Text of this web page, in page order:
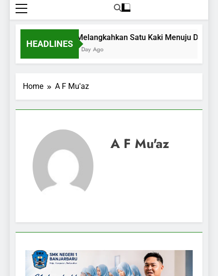
HEADLINES
Melangkahkan Satu Kaki Menuju Dunia
1 Day Ago
Home A F Mu'az
A F Mu'az